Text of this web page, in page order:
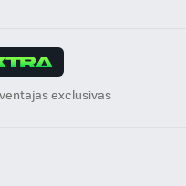
exclusivas